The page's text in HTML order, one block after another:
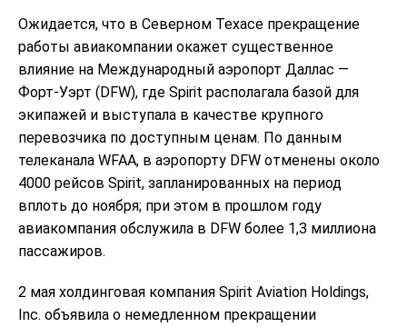
Ожидается, что в Северном Техасе прекращение
работы авиакомпании окажет существенное
влияние на Международный аэропорт Даллас —
Форт-Уэрт (DFW), где Spirit располагала базой для
экипажей и выступала в качестве крупного
перевозчика по доступным ценам. По данным
телеканала WFAA, в аэропорту DFW отменены около
4000 рейсов Spirit, запланированных на период
вплоть до ноября; при этом в прошлом году
авиакомпания обслужила в DFW более 1,3 миллиона
пассажиров.
2 мая холдинговая компания Spirit Aviation Holdings,
Inc. объявила о немедленном прекращении